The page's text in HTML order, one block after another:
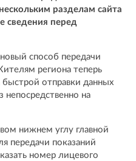
разделам сайта
сведения перед
способ передачи
региона теперь
отправки данных
непосредственно на
нижнем углу главной
передачи показаний
номер лицевого